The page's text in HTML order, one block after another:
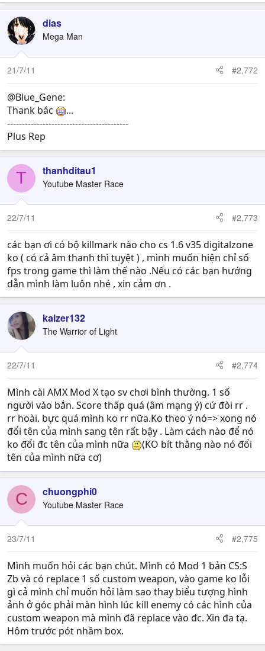
dias
Mega Man
21/7/11 #2,772
@Blue_Gene:
Thank bác
...
-----------------------------------------
Plus Rep
T thanhditau1
Youtube Master Race
22/7/11 #2,773
các bạn ơi có bộ killmark nào cho cs 1.6 v35 digitalzone
ko ( có cả âm thanh thì tuyệt ) , mình muốn hiện chỉ số
fps trong game thì làm thế nào .Nếu có các bạn hướng
dẫn mình làm luôn nhé , xin cảm ơn .
kaizer132
The Warrior of Light
22/7/11 #2,774
Mình cài AMX Mod X tạo sv chơi bình thường. 1 số
người vào bắn. Score thấp quá (âm mạng ý) cứ đòi rr .
rr hoài. bực quá mình ko rr nữa.Ko theo ý nó=> xong nó
đổi tên của mình sang tên rất bậy . Làm cách nào để nó
ko đổi đc tên của mình nữa
(KO bít thằng nào nó đổi
tên của mình nữa cơ)
C chuongphi0
Youtube Master Race
23/7/11 #2,775
Mình muốn hỏi các bạn chút. Mình có Mod 1 bản CS:S
Zb và có replace 1 số custom weapon, vào game ko lỗi
gì cả mình chỉ muốn hỏi làm sao thay biểu tượng hình
ảnh ở góc phải màn hình lúc kill enemy có các hình của
custom weapon mà mình đã replace vào đc. Xin đa tạ.
Hôm trước pót nhầm box.